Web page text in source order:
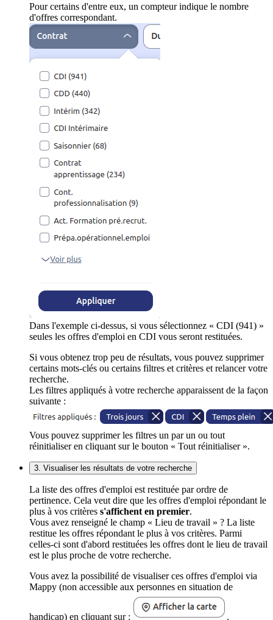
Pour certains d'entre eux, un compteur indique le nombre
d'offres correspondant.
Dans l'exemple ci-dessus, si vous sélectionnez « CDI (941) »
seules les offres d'emploi en CDI vous seront restituées.
Si vous obtenez trop peu de résultats, vous pouvez supprimer
certains mots-clés ou certains filtres et critères et relancer votre
recherche.
Les filtres appliqués à votre recherche apparaissent de la façon
suivante :
Vous pouvez supprimer les filtres un par un ou tout
réinitialiser en cliquant sur le bouton « Tout réinitialiser ».
3. Visualiser les résultats de votre recherche
La liste des offres d'emploi est restituée par ordre de
pertinence. Cela veut dire que les offres d'emploi répondant le
plus à vos critères s'affichent en premier.
Vous avez renseigné le champ « Lieu de travail » ? La liste
restitue les offres répondant le plus à vos critères. Parmi
celles-ci sont d'abord restituées les offres dont le lieu de travail
est le plus proche de votre recherche.
Vous avez la possibilité de visualiser ces offres d'emploi via
Mappy (non accessible aux personnes en situation de
handicap) en cliquant sur :
.